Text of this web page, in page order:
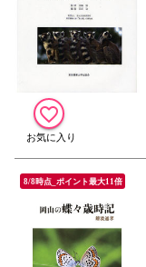
8/8時点_ポイント最大11倍